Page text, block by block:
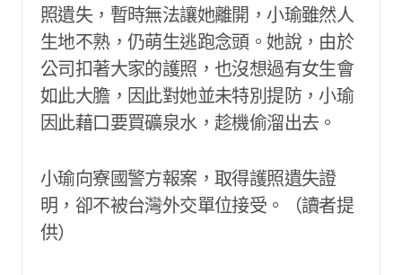
照遺失，暫時無法讓她離開，小瑜雖然人
生地不熟，仍萌生逃跑念頭。她說，由於
公司扣著大家的護照，也沒想過有女生會
如此大膽，因此對她並未特別提防，小瑜
因此藉口要買礦泉水，趁機偷溜出去。
小瑜向寮國警方報案，取得護照遺失證
明，卻不被台灣外交單位接受。（讀者提
供）